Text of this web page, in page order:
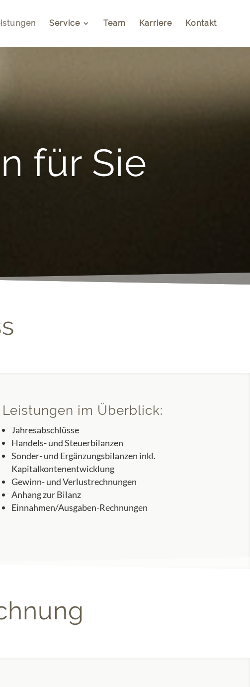
Service Team Karriere Kontakt
für Sie
Leistungen im Überblick:
Jahresabschlüsse
Handels- und Steuerbilanzen
Sonder- und Ergänzungsbilanzen inkl.
Kapitalkontenentwicklung
Gewinn- und Verlustrechnungen
Anhang zur Bilanz
Einnahmen/Ausgaben-Rechnungen